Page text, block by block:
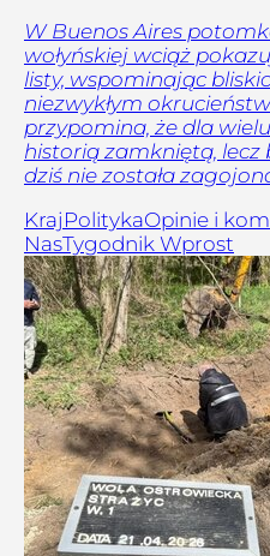
W Buenos Aires
wołyńskiej wciąż
listy, wspominając
niezwykłym
przypomina, że dla
historią zamkniętą, lecz
dziś nie została
Kraj PolitykaOpinie i
NasTygodnik Wprost